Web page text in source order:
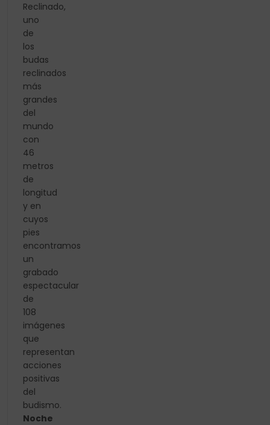
Reclinado,
uno
de
los
budas
reclinados
más
grandes
del
mundo
con
46
metros
de
longitud
y en
cuyos
pies
encontramos
un
grabado
espectacular
de
108
imágenes
que
representan
acciones
positivas
del
budismo.
Noche